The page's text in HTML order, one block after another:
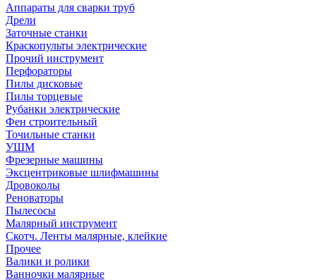
Аппараты для сварки труб
Дрели
Заточные станки
Краскопульты электрические
Прочий инструмент
Перфораторы
Пилы дисковые
Пилы торцевые
Рубанки электрические
Фен строительный
Точильные станки
УШМ
Фрезерные машины
Эксцентриковые шлифмашины
Дровоколы
Реноваторы
Пылесосы
Малярный инструмент
Скотч. Ленты малярные, клейкие
Прочее
Валики и ролики
Ванночки малярные